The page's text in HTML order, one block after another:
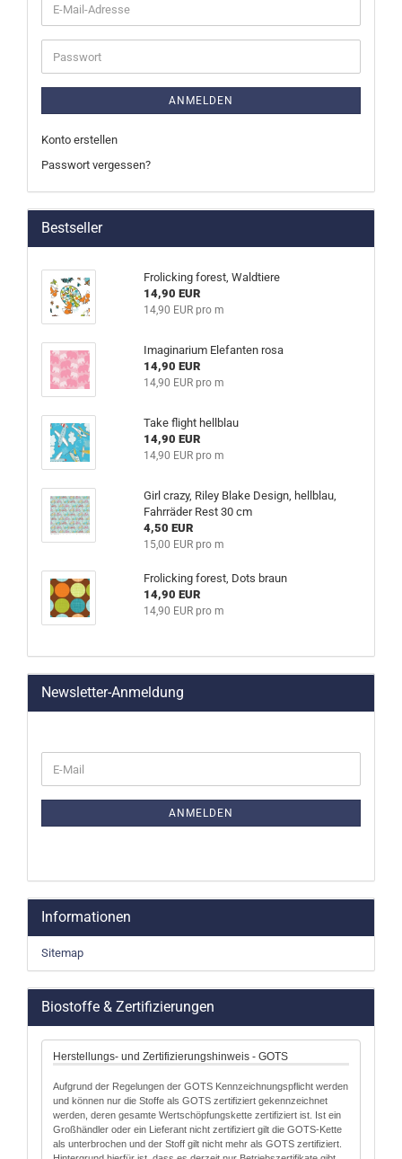
E-
Mail-
Adresse
Passwort
ANMELDEN
Konto erstellen
Passwort vergessen?
Bestseller
Frolicking forest, Waldtiere
14,90 EUR
14,90 EUR pro m
Imaginarium Elefanten rosa
14,90 EUR
14,90 EUR pro m
Take flight hellblau
14,90 EUR
14,90 EUR pro m
Girl crazy, Riley Blake Design, hellblau,
Fahrräder Rest 30 cm
4,50 EUR
15,00 EUR pro m
Frolicking forest, Dots braun
14,90 EUR
14,90 EUR pro m
Newsletter-Anmeldung
ZUR
E-
Mail
ANMELDEN
Informationen
Sitemap
Biostoffe & Zertifizierungen
Herstellungs- und Zertifizierungshinweis - GOTS
Aufgrund der Regelungen der GOTS Kennzeichnungspflicht werden
und können nur die Stoffe als GOTS zertifiziert gekennzeichnet
werden, deren gesamte Wertschöpfungskette zertifiziert ist. Ist ein
Großhändler oder ein Lieferant nicht zertifiziert gilt die GOTS-Kette
als unterbrochen und der Stoff gilt nicht mehr als GOTS zertifiziert.